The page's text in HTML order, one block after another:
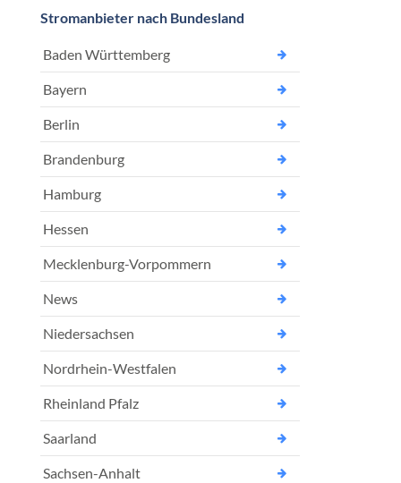
Stromanbieter nach Bundesland
Baden Württemberg
Bayern
Berlin
Brandenburg
Hamburg
Hessen
Mecklenburg-Vorpommern
News
Niedersachsen
Nordrhein-Westfalen
Rheinland Pfalz
Saarland
Sachsen-Anhalt